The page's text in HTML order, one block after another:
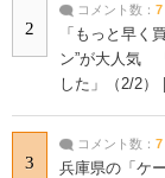
2
コメント数： 7
「もっと早く
ン”が大人気
した」（2/2）
3
コメント数： 7
兵庫県の「ケ